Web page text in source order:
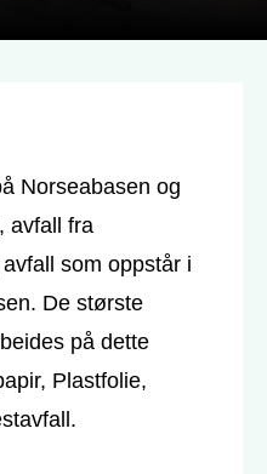
Norseabasen og
avfall fra
som oppstår i
De største
på dette
Plastfolie,